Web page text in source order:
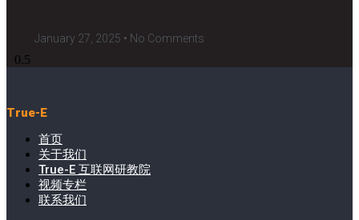
January 27, 2025 No Comments
True-E
首页
关于我们
True-E 互联网研教院
视频专栏
联系我们